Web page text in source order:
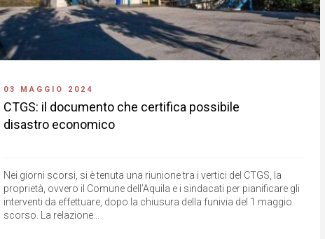
03 MAGGIO 2024
CTGS: il documento che certifica possibile
disastro economico
Nei giorni scorsi, si è tenuta una riunione tra i vertici del CTGS, la
proprietà, ovvero il Comune dell’Aquila e i sindacati per pianificare gli
interventi da effettuare, dopo la chiusura della funivia del 1 maggio
scorso. La relazione...